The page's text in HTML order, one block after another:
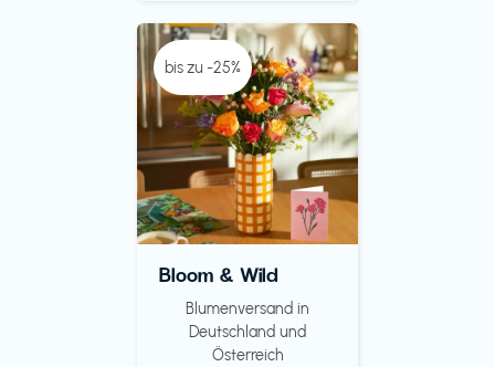
bis zu -25%
Bloom & Wild
Blumenversand in
Deutschland und
Österreich